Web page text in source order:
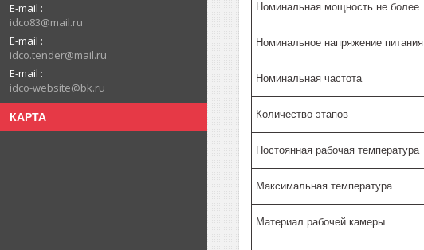
E-mail
idco83@mail.ru
E-mail
idco.tender@mail.ru
E-mail
idco-website@bk.ru
КАРТА
Номинальная мощность не более
Номинальное напряжение питания
Номинальная частота
Количество этапов
Постоянная рабочая температура
Максимальная температура
Материал рабочей камеры